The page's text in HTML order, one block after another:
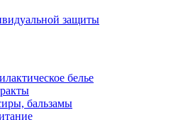
защиты
белье
бальзамы